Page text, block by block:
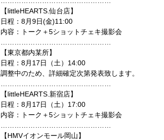
【littleHEARTS.仙台店】
日程： 8月9日(金)11:00
内容：トーク＋5ショットチェキ撮影会
【東京都内某所】
日程： 8月17日（土）14:00
調整中のため、詳細確定次第発表致します。
【littleHEARTS.新宿店】
日程： 8月17日（土）17:00
内容：トーク＋5ショットチェキ撮影会
【HMVイオンモール岡山】